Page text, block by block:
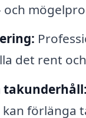
det rent
takunderhåll:
förlänga